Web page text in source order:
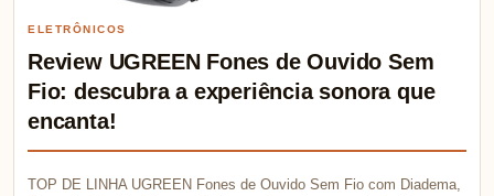
ELETRÔNICOS
Review UGREEN Fones de Ouvido Sem
Fio: descubra a experiência sonora que
encanta!
TOP DE LINHA UGREEN Fones de Ouvido Sem Fio com Diadema,